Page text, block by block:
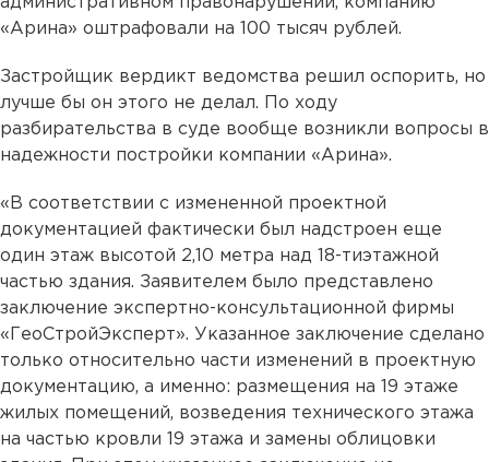
«Арина» оштрафовали на 100 тысяч рублей.
Застройщик вердикт ведомства решил оспорить, но
лучше бы он этого не делал. По ходу
разбирательства в суде вообще возникли вопросы в
надежности постройки компании «Арина».
«В соответствии с измененной проектной
документацией фактически был надстроен еще
один этаж высотой 2,10 метра над 18-тиэтажной
частью здания. Заявителем было представлено
заключение экспертно-консультационной фирмы
«ГеоСтройЭксперт». Указанное заключение сделано
только относительно части изменений в проектную
документацию, а именно: размещения на 19 этаже
жилых помещений, возведения технического этажа
на частью кровли 19 этажа и замены облицовки